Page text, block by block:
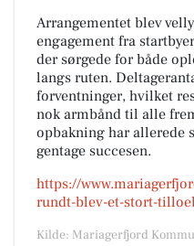
Arrangementet blev
engagement fra
der sørgede for både
langs ruten.
forventninger, hvilket
nok armbånd til alle
opbakning har allerede
gentage succesen.
https://
rundt-blev-et-stort-
Kilde: Mariagerfjord